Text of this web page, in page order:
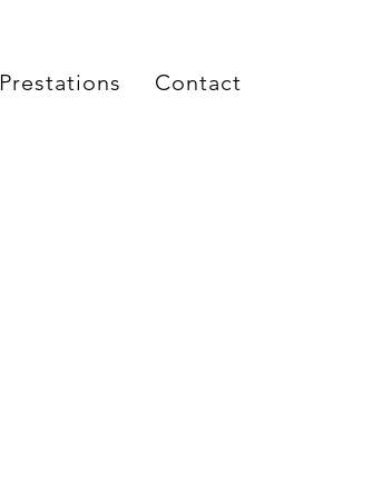
Prestations Contact